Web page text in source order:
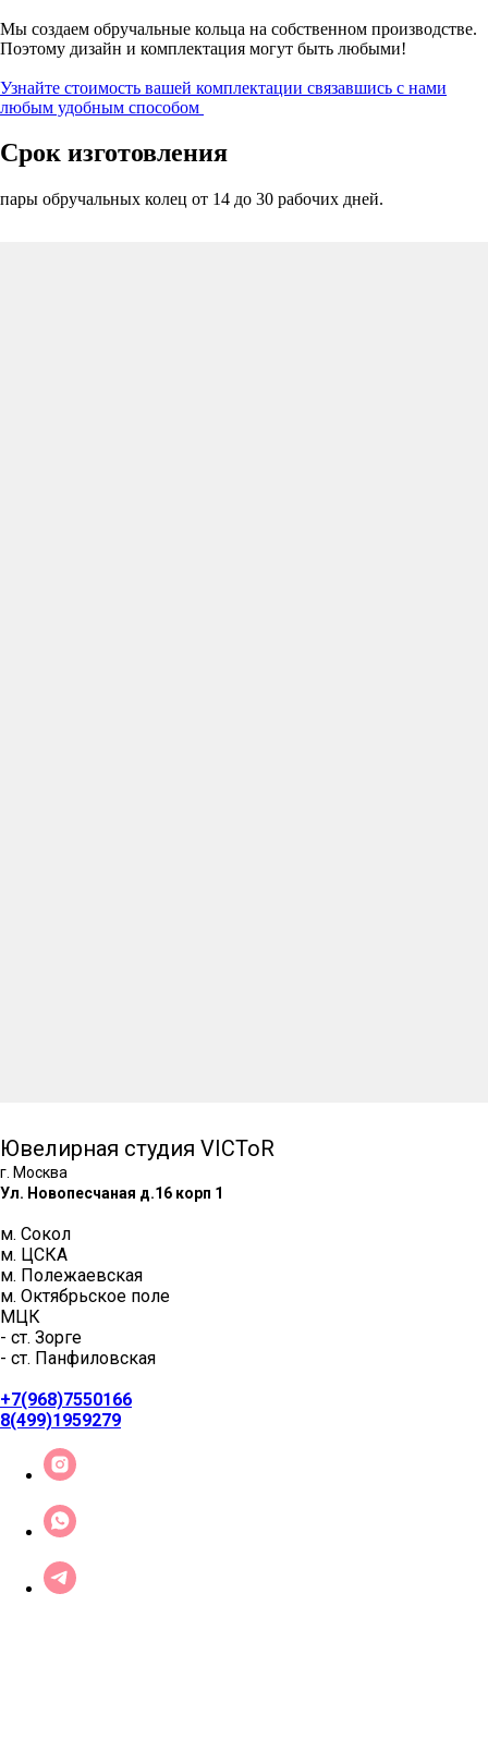
Мы создаем обручальные кольца на собственном производстве.
Поэтому дизайн и комплектация могут быть любыми!
Узнайте стоимость вашей комплектации связавшись с нами
любым удобным способом
Срок изготовления
пары обручальных колец от 14 до 30 рабочих дней.
Ювелирная студия VICToR
г. Москва
Ул. Новопесчаная д.16 корп 1
м. Сокол
м. ЦСКА
м. Полежаевская
м. Октябрьское поле
МЦК
- ст. Зорге
- ст. Панфиловская
+7(968)7550166
8(499)1959279